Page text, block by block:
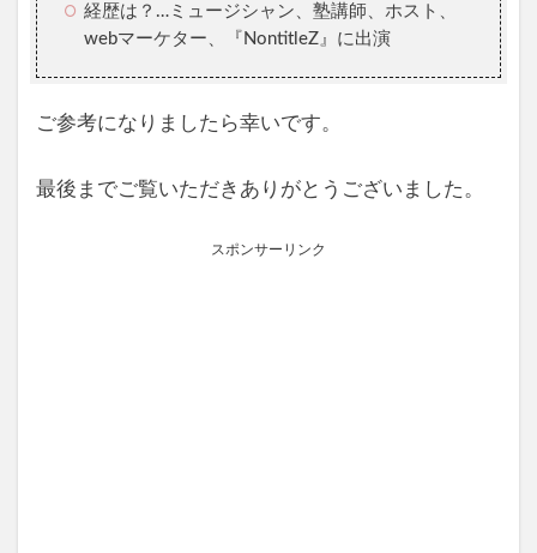
経歴は？…ミュージシャン、塾講師、ホスト、
webマーケター、『NontitleZ』に出演
ご参考になりましたら幸いです。
最後までご覧いただきありがとうございました。
スポンサーリンク